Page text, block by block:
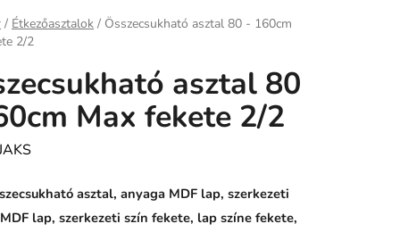
/ Étkezőasztalok / Összecsukható asztal 80 - 160cm
2/2
asztal 80
Max fekete 2/2
asztal, anyaga MDF lap, szerkezeti
lap, szerkezeti szín fekete, lap színe fekete,